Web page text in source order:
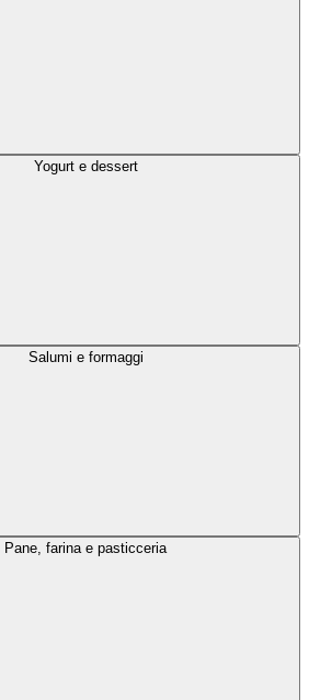
Yogurt e dessert
Salumi e formaggi
Pane, farina e pasticceria